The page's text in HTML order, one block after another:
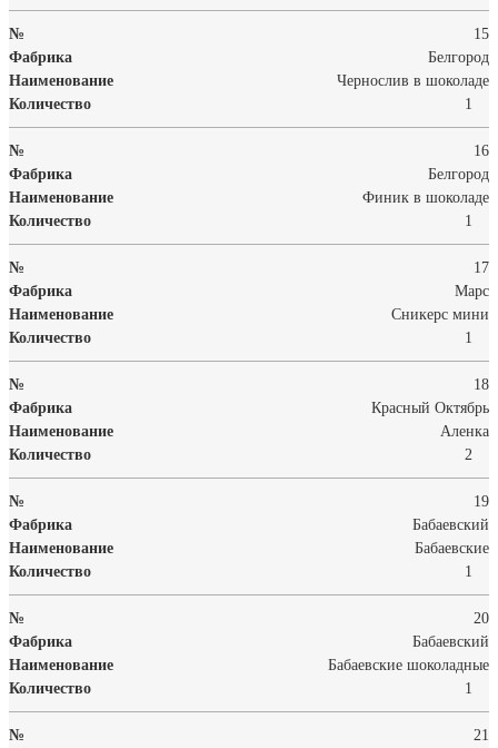
15
Белгород
Чернослив в шоколаде
1
16
Белгород
Финик в шоколаде
1
17
Марс
Сникерс мини
1
18
Красный Октябрь
Аленка
2
19
Бабаевский
Бабаевские
1
20
Бабаевский
Бабаевские шоколадные
1
21